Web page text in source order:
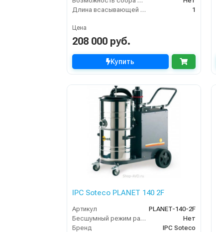
Длина всасывающей трубки
1
Цена
208 000 руб.
Купить
IPC Soteco PLANET 140 2F
Артикул
PLANET-140-2F
Бесшумный режим работы
Нет
Бренд
IPC Soteco